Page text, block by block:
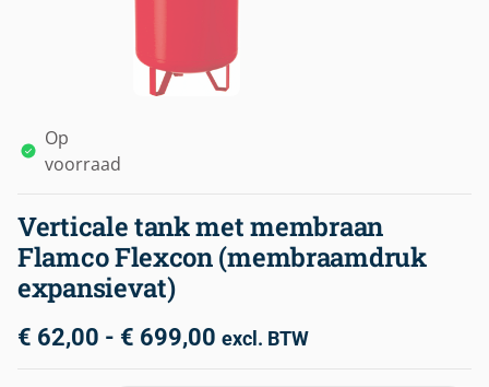
Op
voorraad
Verticale tank met membraan
Flamco Flexcon (membraamdruk
expansievat)
€ 62,00 - € 699,00 excl. BTW